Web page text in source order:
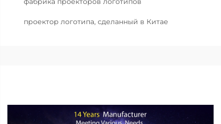
проектор логотипа, сделанный в Китае